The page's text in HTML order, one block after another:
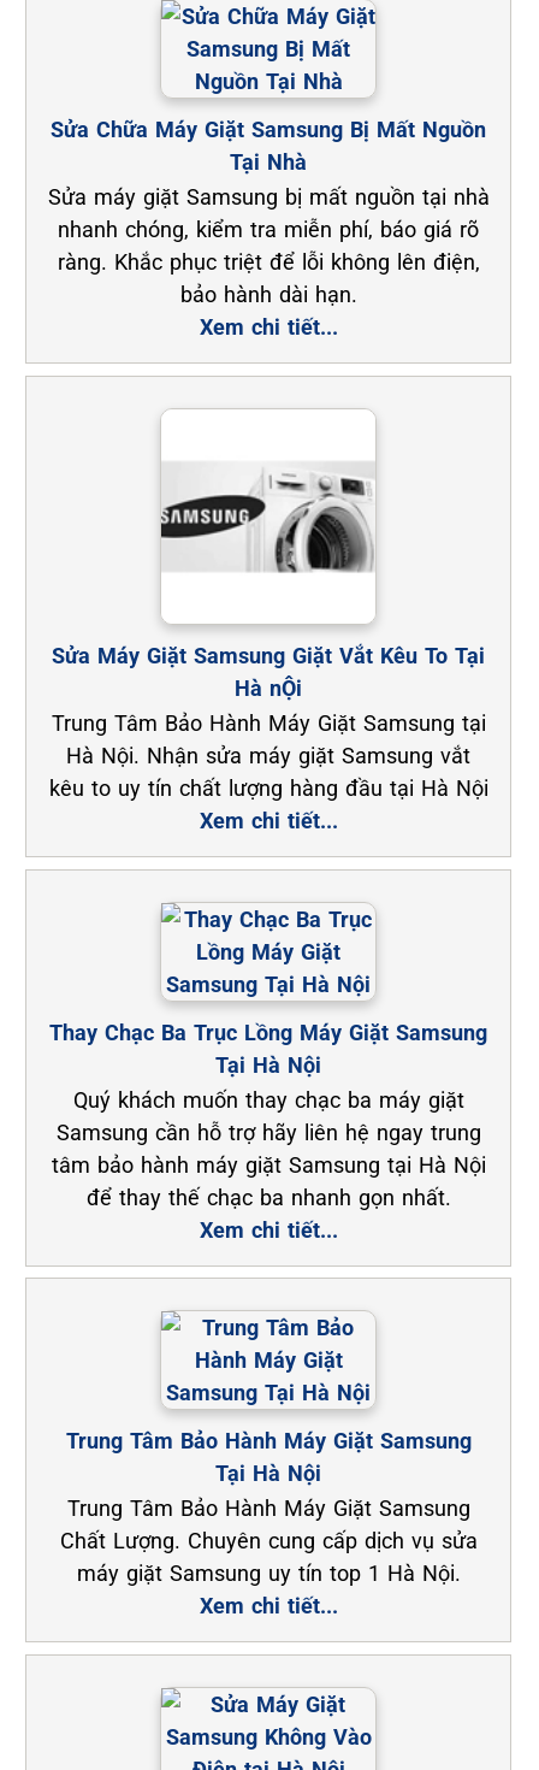
Sửa Chữa Máy Giặt Samsung Bị Mất Nguồn
Tại Nhà
Sửa máy giặt Samsung bị mất nguồn tại nhà
nhanh chóng, kiểm tra miễn phí, báo giá rõ
ràng. Khắc phục triệt để lỗi không lên điện,
bảo hành dài hạn.
Xem chi tiết...
Sửa Máy Giặt Samsung Giặt Vắt Kêu To Tại
Hà nỘi
Trung Tâm Bảo Hành Máy Giặt Samsung tại
Hà Nội. Nhận sửa máy giặt Samsung vắt
kêu to uy tín chất lượng hàng đầu tại Hà Nội
Xem chi tiết...
Thay Chạc Ba Trục Lồng Máy Giặt Samsung
Tại Hà Nội
Quý khách muốn thay chạc ba máy giặt
Samsung cần hỗ trợ hãy liên hệ ngay trung
tâm bảo hành máy giặt Samsung tại Hà Nội
để thay thế chạc ba nhanh gọn nhất.
Xem chi tiết...
Trung Tâm Bảo Hành Máy Giặt Samsung
Tại Hà Nội
Trung Tâm Bảo Hành Máy Giặt Samsung
Chất Lượng. Chuyên cung cấp dịch vụ sửa
máy giặt Samsung uy tín top 1 Hà Nội.
Xem chi tiết...